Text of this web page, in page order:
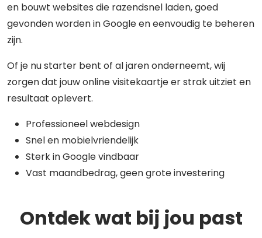
en bouwt websites die razendsnel laden, goed
gevonden worden in Google en eenvoudig te beheren
zijn.
Of je nu starter bent of al jaren onderneemt, wij
zorgen dat jouw online visitekaartje er strak uitziet en
resultaat oplevert.
Professioneel webdesign
Snel en mobielvriendelijk
Sterk in Google vindbaar
Vast maandbedrag, geen grote investering
Ontdek wat bij jou past